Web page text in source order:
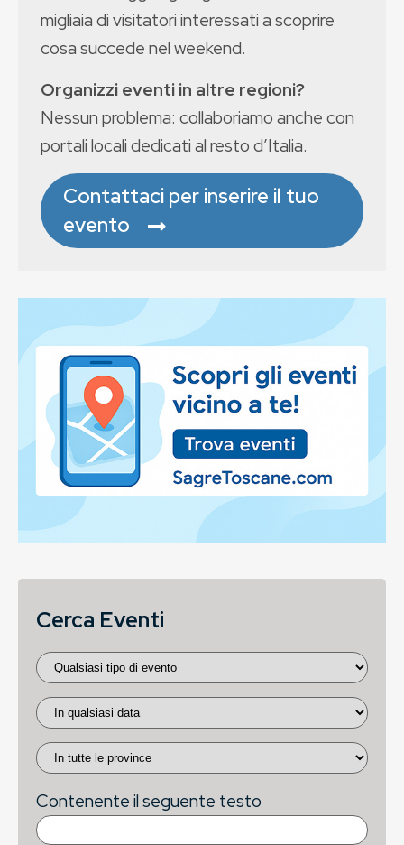
migliaia di visitatori interessati a scoprire
cosa succede nel weekend.
Organizzi eventi in altre regioni?
Nessun problema: collaboriamo anche con
portali locali dedicati al resto d’Italia.
Contattaci per inserire il tuo
evento
Cerca Eventi
Contenente il seguente testo